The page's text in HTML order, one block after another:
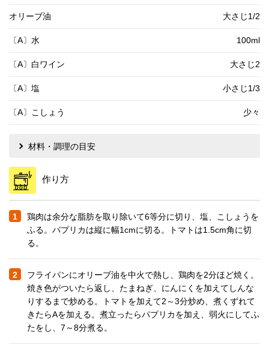
オリーブ油 大さじ1/2
〔A〕水 100ml
〔A〕白ワイン 大さじ2
〔A〕塩 小さじ1/3
〔A〕こしょう 少々
材料・調理の目安
作り方
1
鶏肉は余分な脂肪を取り除いて6等分に切り、塩、こしょうを
ふる。パプリカは縦に幅1cmに切る。トマトは1.5cm角に切
る。
2
フライパンにオリーブ油を中火で熱し、鶏肉を2分ほど焼く。
焼き色がついたら返し、たまねぎ、にんにくを加えてしんな
りするまで炒める。トマトを加えて2～3分炒め、煮くずれて
きたらAを加える。煮立ったらパプリカを加え、弱火にしてふ
たをし、7～8分煮る。